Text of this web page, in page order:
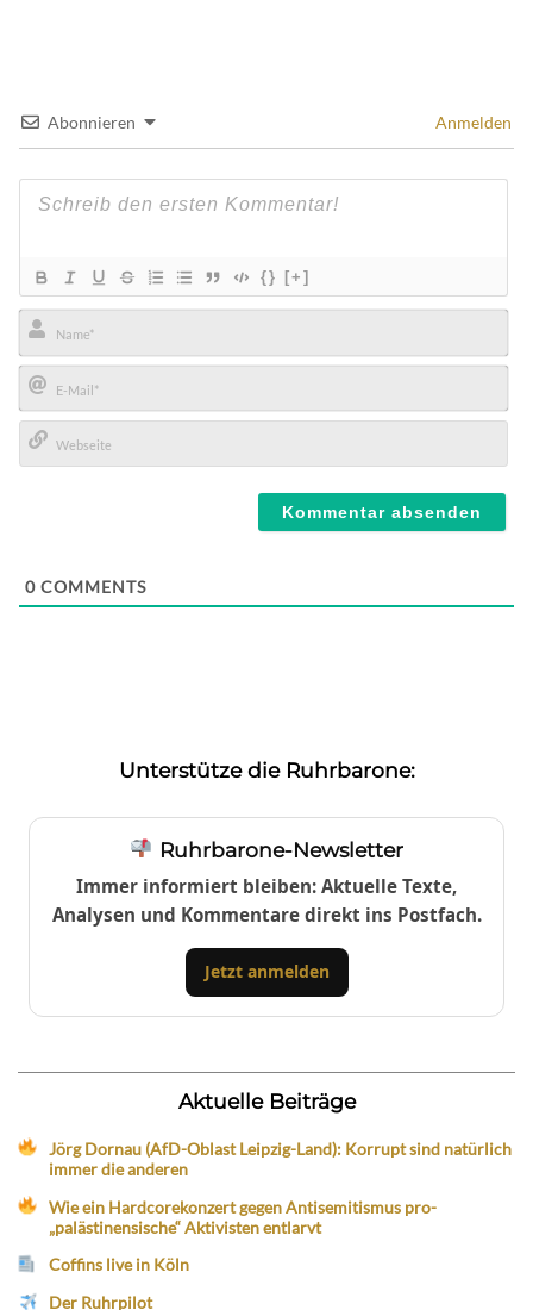
Abonnieren Anmelden
{} [+]
Name*
E-
Mail*
0 COMMENTS
Unterstütze die Ruhrbarone:
Ruhrbarone-Newsletter
Immer informiert bleiben: Aktuelle Texte,
Analysen und Kommentare direkt ins Postfach.
Jetzt anmelden
Aktuelle Beiträge
Jörg Dornau (AfD-Oblast Leipzig-Land): Korrupt sind natürlich
immer die anderen
Wie ein Hardcorekonzert gegen Antisemitismus pro-
„palästinensische“ Aktivisten entlarvt
Coffins live in Köln
Der Ruhrpilot